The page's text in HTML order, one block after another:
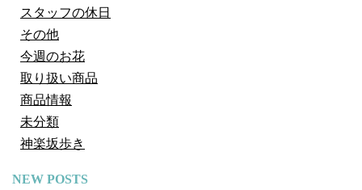
スタッフの休日
その他
今週のお花
取り扱い商品
商品情報
未分類
神楽坂歩き
NEW POSTS